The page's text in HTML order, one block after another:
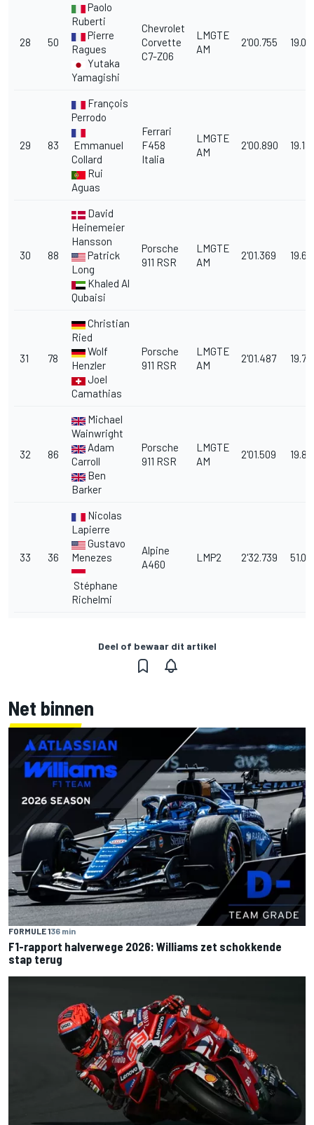
28 50
Paolo
Ruberti
Pierre
Ragues
Yutaka
Yamagishi
Chevrolet
Corvette
C7-Z06
LMGTE
AM
2'00.755
29 83
François
Perrodo
Emmanuel
Collard
Rui
Aguas
Ferrari
F458
Italia
LMGTE
AM
2'00.890
30 88
David
Heinemeier
Hansson
Patrick
Long
Khaled Al
Qubaisi
Porsche
911 RSR
LMGTE
AM
2'01.369
31 78
Christian
Ried
Wolf
Henzler
Joel
Camathias
Porsche
911 RSR
LMGTE
AM
2'01.487
32 86
Michael
Wainwright
Adam
Carroll
Ben
Barker
Porsche
911 RSR
LMGTE
AM
2'01.509
33 36
Nicolas
Lapierre
Gustavo
Menezes
Stéphane
Richelmi
Alpine
A460
LMP2 2'32.739
Deel of bewaar dit artikel
Net binnen
FORMULE 136 min
F1-rapport halverwege 2026: Williams zet schokkende
stap terug